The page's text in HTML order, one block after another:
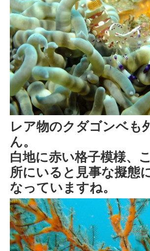
レア物のクダゴンベも
ん。
白地に赤い格子模様、
所にいると見事な擬態
なっていますね。